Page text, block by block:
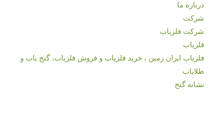
درباره ما
شرکت
شرکت فلزیاب
فلزیاب
فلزیاب ایران زمین ، خرید فلزیاب و فروش فلزیاب، گنج یاب و
طلایاب
نشانه گنج